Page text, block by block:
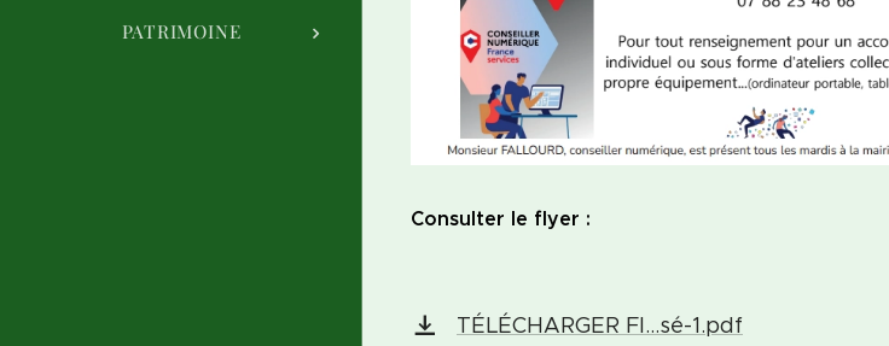
PATRIMOINE
Consulter le flyer :
TÉLÉCHARGER Fl...sé-1.pdf